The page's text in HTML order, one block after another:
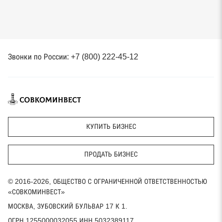
Звонки по России: +7 (800) 222-45-12
КУПИТЬ БИЗНЕС
ПРОДАТЬ БИЗНЕС
© 2016-2026, ОБЩЕСТВО С ОГРАНИЧЕННОЙ ОТВЕТСТВЕННОСТЬЮ
«СОВКОМИНВЕСТ»
МОСКВА, ЗУБОВСКИЙ БУЛЬВАР 17 К 1.
ОГРН 1255000032055 ИНН 5032389117